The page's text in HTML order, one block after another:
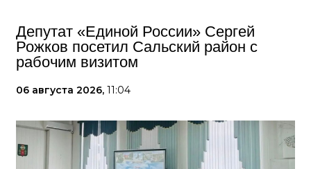
Депутат «Единой России» Сергей
Рожков посетил Сальский район с
рабочим визитом
06 августа 2026, 11:04